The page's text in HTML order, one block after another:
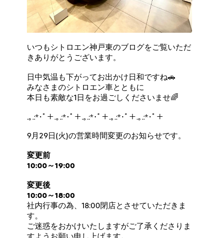
いつもシトロエン神戸東のブログをご覧いただ
きありがとうございます。
日中気温も下がってお出かけ日和ですね🚗
みなさまのシトロエン車とともに
本日も素敵な1日をお過ごしくださいませ🌈
.｡.:*･ﾟ＋.｡.:*･ﾟ＋.｡.:*･ﾟ＋.｡.:*･ﾟ＋.｡.:*･ﾟ＋
9月29日(火)の営業時間変更のお知らせです。
変更前
10:00～19:00
変更後
10:00～18:00
社内行事の為、18:00閉店とさせていただきま
す。
ご迷惑をおかけいたしますがご了承くださりま